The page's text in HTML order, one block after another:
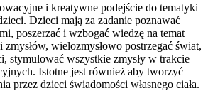
i kreatywne podejście do tematyki
Dzieci mają za zadanie poznawać
poszerzać i wzbogać wiedzę na temat
wielozmysłowo postrzegać świat,
stymulować wszystkie zmysły w trakcie
Istotne jest również aby tworzyć
przez dzieci świadomości własnego ciała.